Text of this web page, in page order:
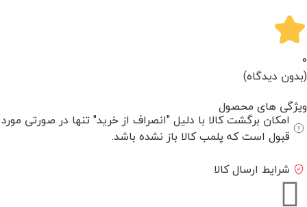
0
(بدون دیدگاه)
ویژگی های محصول
امکان برگشت کالا با دلیل "انصراف از خرید" تنها در صورتی مورد
قبول است که پلمب کالا باز نشده باشد.
شرایط ارسال کالا